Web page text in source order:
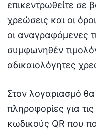
επικεντρωθείτε σε
χρεώσεις και οι
οι αναγραφόμενες
συμφωνηθέν
αδικαιολόγητες
Στον λογαριασμό θα
πληροφορίες για
κωδικούς QR που